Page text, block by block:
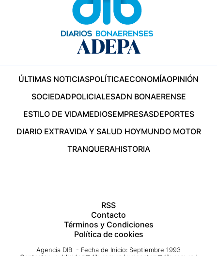
ÚLTIMAS NOTICIASPOLÍTICAECONOMÍAOPINIÓN
SOCIEDADPOLICIALESADN BONAERENSE
ESTILO DE VIDAMEDIOSEMPRESASDEPORTES
DIARIO EXTRAVIDA Y SALUD HOYMUNDO MOTOR
TRANQUERAHISTORIA
RSS
Contacto
Términos y Condiciones
Política de cookies
Agencia DIB - Fecha de Inicio: Septiembre 1993